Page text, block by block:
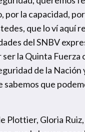
por la capacidad,
que lo ví aquí
del SNBV
la Quinta Fuerza
de la Nación
sabemos que
Plottier, Gloria